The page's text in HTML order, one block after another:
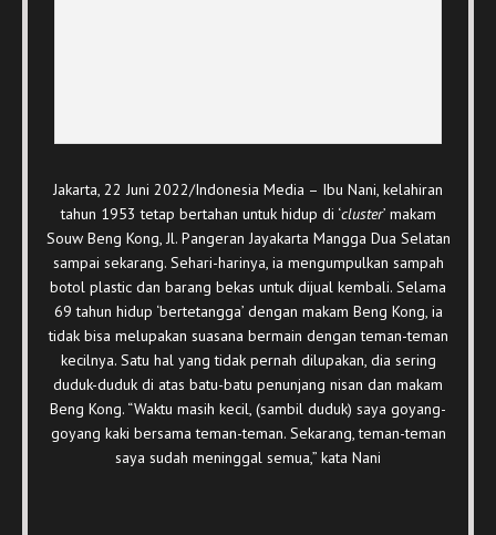
Jakarta, 22 Juni 2022/Indonesia Media – Ibu Nani, kelahiran
tahun 1953 tetap bertahan untuk hidup di ‘cluster’ makam
Souw Beng Kong, Jl. Pangeran Jayakarta Mangga Dua Selatan
sampai sekarang. Sehari-harinya, ia mengumpulkan sampah
botol plastic dan barang bekas untuk dijual kembali. Selama
69 tahun hidup ‘bertetangga’ dengan makam Beng Kong, ia
tidak bisa melupakan suasana bermain dengan teman-teman
kecilnya. Satu hal yang tidak pernah dilupakan, dia sering
duduk-duduk di atas batu-batu penunjang nisan dan makam
Beng Kong. “Waktu masih kecil, (sambil duduk) saya goyang-
goyang kaki bersama teman-teman. Sekarang, teman-teman
saya sudah meninggal semua,” kata Nani